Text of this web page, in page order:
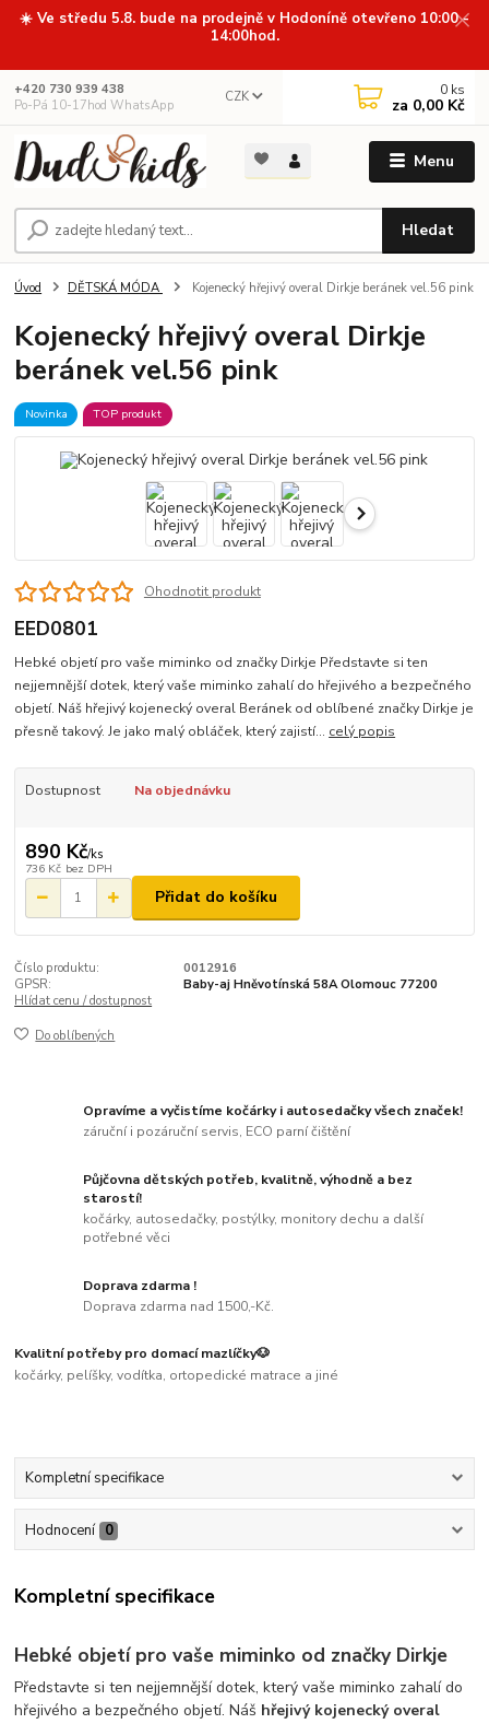
☀️ Ve středu 5.8. bude na prodejně v Hodoníně otevřeno 10:00 -
14:00hod.
Menu
CZK
Hledat
+420 730 939 438
Po-Pá 10-17hod WhatsApp
0 ks
za 0,00 Kč
Úvod DĚTSKÁ MÓDA Kojenecký hřejivý overal Dirkje beránek vel.56 pink
Kojenecký hřejivý overal Dirkje
beránek vel.56 pink
Novinka TOP produkt
Ohodnotit produkt
EED0801
Hebké objetí pro vaše miminko od značky Dirkje Představte si ten
nejjemnější dotek, který vaše miminko zahalí do hřejivého a bezpečného
objetí. Náš hřejivý kojenecký overal Beránek od oblíbené značky Dirkje je
přesně takový. Je jako malý obláček, který zajistí... celý popis
Dostupnost Na objednávku
890 Kč/ks
736 Kč bez DPH
Přidat do košíku
Číslo produktu:
0012916
GPSR:
Baby-aj Hněvotínská 58A Olomouc 77200
Hlídat cenu / dostupnost
Do oblíbených
Opravíme a vyčistíme kočárky i autosedačky všech značek!
záruční i pozáruční servis, ECO parní čištění
Půjčovna dětských potřeb, kvalitně, výhodně a bez
starostí!
kočárky, autosedačky, postýlky, monitory dechu a další
potřebné věci
Doprava zdarma !
Doprava zdarma nad 1500,-Kč.
Kvalitní potřeby pro domací mazlíčky🐶
kočárky, pelíšky, vodítka, ortopedické matrace a jiné
Kompletní specifikace
Hodnocení 0
Kompletní specifikace
Hebké objetí pro vaše miminko od značky Dirkje
Představte si ten nejjemnější dotek, který vaše miminko zahalí do
hřejivého a bezpečného objetí. Náš hřejivý kojenecký overal